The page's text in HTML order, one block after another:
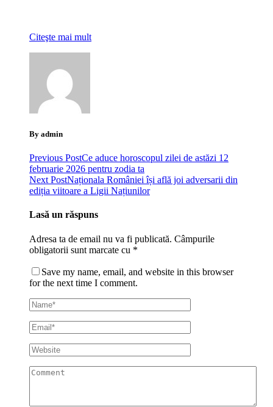
Citeşte mai mult
By admin
Previous PostCe aduce horoscopul zilei de astăzi 12
februarie 2026 pentru zodia ta
Next PostNaționala României își află joi adversarii din
ediția viitoare a Ligii Națiunilor
Lasă un răspuns
Adresa ta de email nu va fi publicată. Câmpurile
obligatorii sunt marcate cu *
Save my name, email, and website in this browser
for the next time I comment.